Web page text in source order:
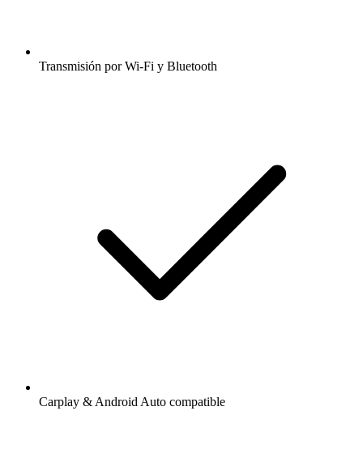
Transmisión por Wi-Fi y Bluetooth
Carplay & Android Auto compatible